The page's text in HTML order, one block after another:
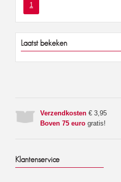
1
Laatst bekeken
Verzendkosten € 3,95
Boven 75 euro gratis!
Klantenservice